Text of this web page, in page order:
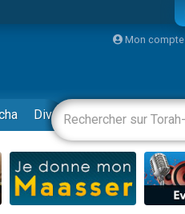
insalubre
Mon compte
Divertissements Livres